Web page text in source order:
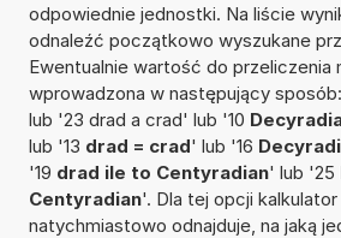
odpowiednie jednostki. Na liście
odnaleźć początkowo wyszukane
Ewentualnie wartość do przeliczenia
wprowadzona w następujący
lub '23 drad a crad' lub '10
lub '13 drad = crad' lub '16
'19 drad ile to Centyradian' lub '25
Centyradian'. Dla tej opcji
natychmiastowo odnajduje, na jaką